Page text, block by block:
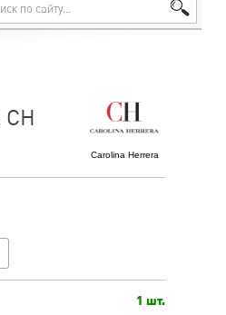
Carolina Herrera
1 шт.